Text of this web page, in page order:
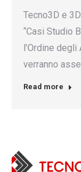
Tecno3D e
“Casi Studio
l’Ordine degli
verranno
Read more